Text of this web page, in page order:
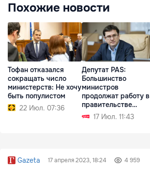
Похожие новости
Тофан отказался
сокращать число
министерств: Не хочу
быть популистом
22 Июл. 07:36
Депутат PAS:
Большинство
министров
продолжат работу в
правительстве
Тофана17 Июл. 11:43
Gazeta 17 апреля 2023, 18:24 4 959